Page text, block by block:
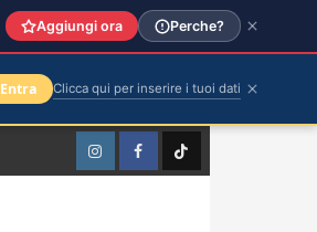
InstagramFacebookTikTok
Aggiungi ora Perche?
Entra Clicca qui per inserire i tuoi dati